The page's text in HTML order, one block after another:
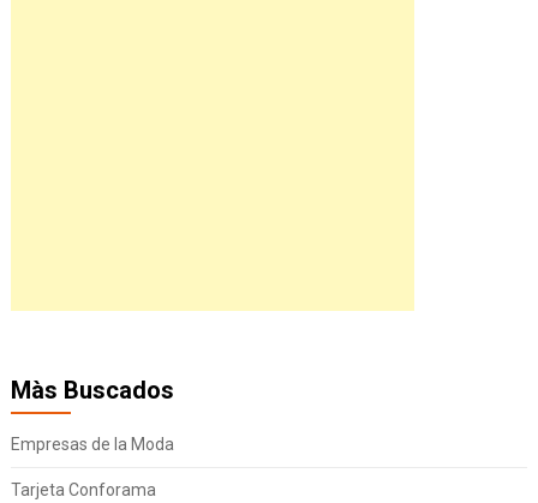
Màs Buscados
Empresas de la Moda
Tarjeta Conforama